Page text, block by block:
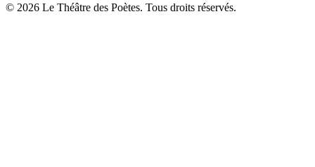
© 2026 Le Théâtre des Poètes. Tous droits réservés.